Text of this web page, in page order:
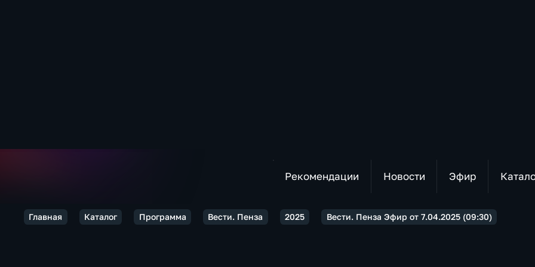
Рекомендации Новости Эфир
Главная Каталог Программа Вести. Пенза 2025 Вести. Пенза Эфир от 7.04.2025 (09:30)